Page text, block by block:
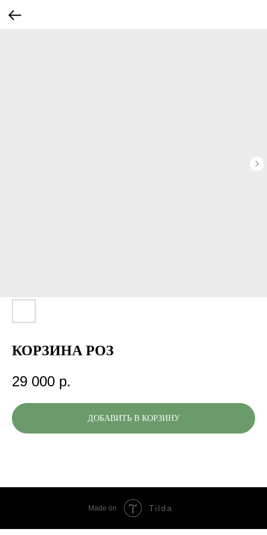
КОРЗИНА РОЗ
29 000 р.
ДОБАВИТЬ В КОРЗИНУ
Made on Tilda